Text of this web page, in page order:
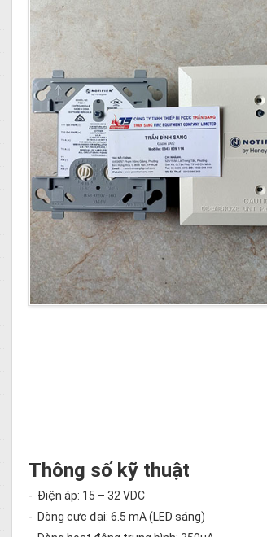
Thông số kỹ thuật
- Điện áp: 15 – 32 VDC
- Dòng cực đại: 6.5 mA (LED sáng)